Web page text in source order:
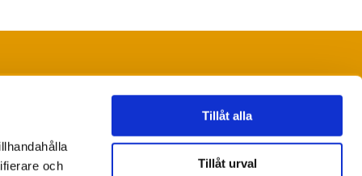
och
Tillåt alla
Tillåt urval
BERTEBOS Stiftelse
och Stipendier